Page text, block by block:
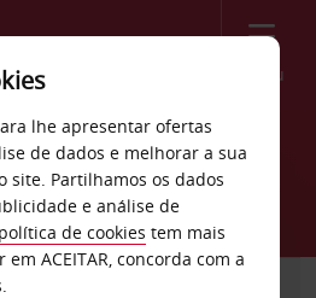
Menu
Rieti
lhe apresentar ofertas
de dados e melhorar a sua
site. Partilhamos os dados
e análise de
política de cookies tem mais
ACEITAR, concorda com a